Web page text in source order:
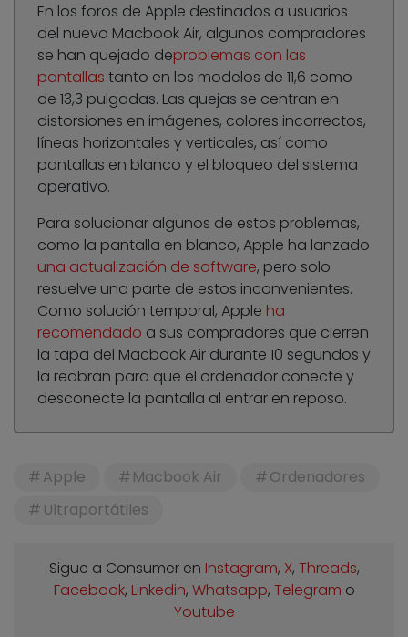
En los foros de Apple destinados a usuarios
del nuevo Macbook Air, algunos compradores
se han quejado deproblemas con las
pantallas tanto en los modelos de 11,6 como
de 13,3 pulgadas. Las quejas se centran en
distorsiones en imágenes, colores incorrectos,
líneas horizontales y verticales, así como
pantallas en blanco y el bloqueo del sistema
operativo.
Para solucionar algunos de estos problemas,
como la pantalla en blanco, Apple ha lanzado
una actualización de software, pero solo
resuelve una parte de estos inconvenientes.
Como solución temporal, Apple ha
recomendado a sus compradores que cierren
la tapa del Macbook Air durante 10 segundos y
la reabran para que el ordenador conecte y
desconecte la pantalla al entrar en reposo.
Apple Macbook Air
Ordenadores
Ultraportátiles
Sigue a Consumer en Instagram, X, Threads,
Facebook, Linkedin, Whatsapp, Telegram o
Youtube